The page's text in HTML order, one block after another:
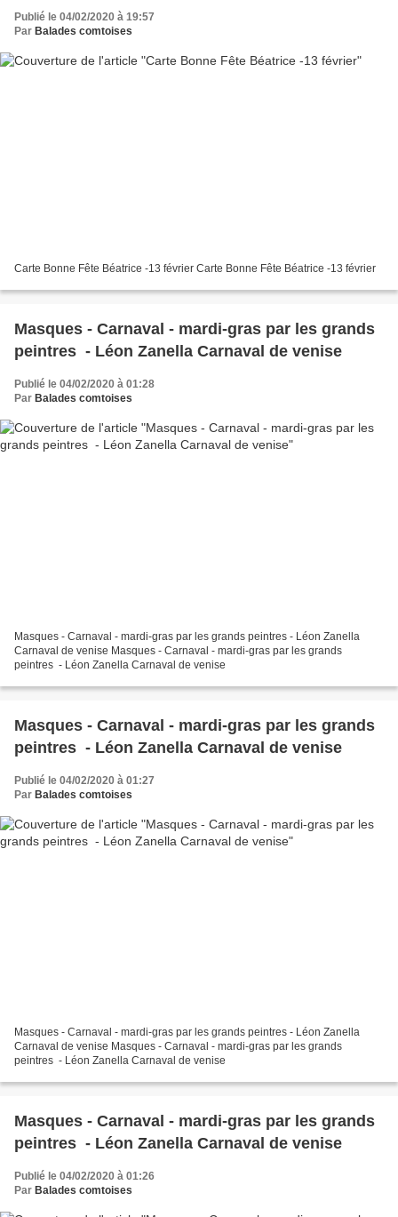
Publié le 04/02/2020 à 19:57
Par Balades comtoises
Carte Bonne Fête Béatrice -13 février Carte Bonne Fête Béatrice -13 février
Masques - Carnaval - mardi-gras par les grands
peintres - Léon Zanella Carnaval de venise
Publié le 04/02/2020 à 01:28
Par Balades comtoises
Masques - Carnaval - mardi-gras par les grands peintres - Léon Zanella
Carnaval de venise Masques - Carnaval - mardi-gras par les grands
peintres - Léon Zanella Carnaval de venise
Masques - Carnaval - mardi-gras par les grands
peintres - Léon Zanella Carnaval de venise
Publié le 04/02/2020 à 01:27
Par Balades comtoises
Masques - Carnaval - mardi-gras par les grands peintres - Léon Zanella
Carnaval de venise Masques - Carnaval - mardi-gras par les grands
peintres - Léon Zanella Carnaval de venise
Masques - Carnaval - mardi-gras par les grands
peintres - Léon Zanella Carnaval de venise
Publié le 04/02/2020 à 01:26
Par Balades comtoises